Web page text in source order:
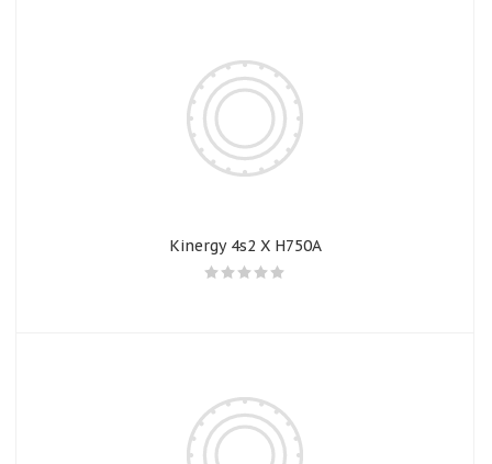
Kinergy 4s2 X H750A